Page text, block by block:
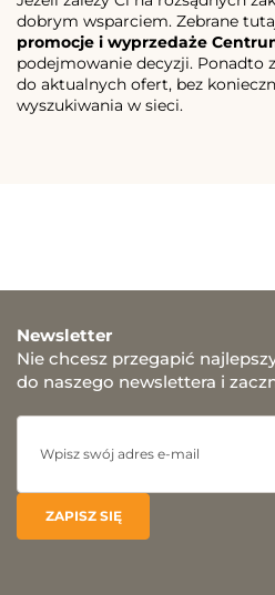
dobrym wsparciem. Zebrane
promocje i wyprzedaże
podejmowanie decyzji. Ponadto
do aktualnych ofert, bez
wyszukiwania w sieci.
Newsletter
Nie chcesz przegapić
do naszego newslettera i